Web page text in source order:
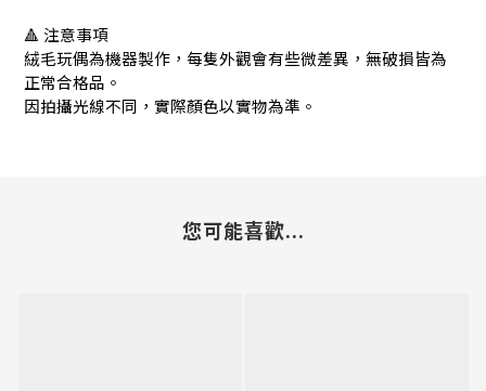
🔺 注意事項
絨毛玩偶為機器製作，每隻外觀會有些微差異，無破損皆為
正常合格品。
因拍攝光線不同，實際顏色以實物為準。
您可能喜歡...